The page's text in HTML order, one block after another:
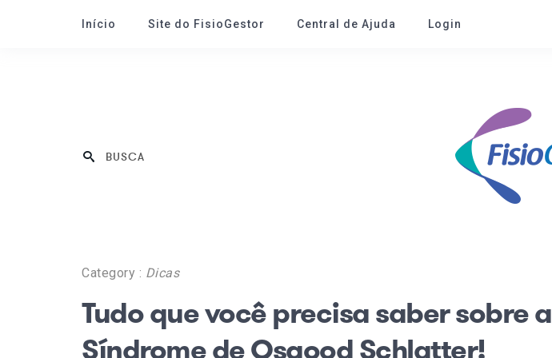
Início Site do FisioGestor Central de Ajuda Login
Category : Dicas
Tudo que você precisa saber sobre a
Síndrome de Osgood Schlatter!